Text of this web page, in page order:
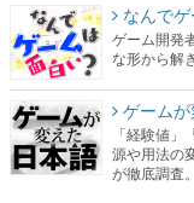
なんで
ゲーム開発
な形から解
ゲーム
「経験値
源や用法の
が徹底調査。